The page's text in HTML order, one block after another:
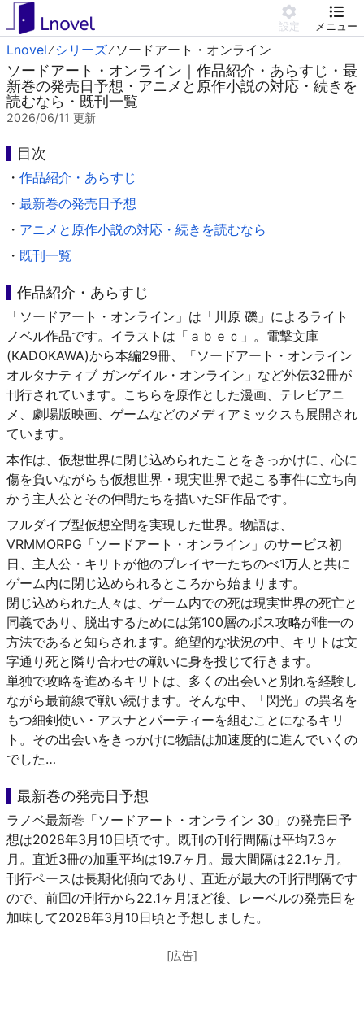
設定 メニュー
Lnovel シリーズ ソードアート・オンライン
ソードアート・オンライン｜作品紹介・あらすじ・最
新巻の発売日予想・アニメと原作小説の対応・続きを
読むなら・既刊一覧
2026/06/11 更新
目次
・ 作品紹介・あらすじ
・ 最新巻の発売日予想
・ アニメと原作小説の対応・続きを読むなら
・ 既刊一覧
作品紹介・あらすじ
「ソードアート・オンライン」は「川原 礫」によるライト
ノベル作品です。イラストは「ａｂｅｃ」。電撃文庫
(KADOKAWA)から本編29冊、「ソードアート・オンライン
オルタナティブ ガンゲイル・オンライン」など外伝32冊が
刊行されています。こちらを原作とした漫画、テレビアニ
メ、劇場版映画、ゲームなどのメディアミックスも展開され
ています。
本作は、仮想世界に閉じ込められたことをきっかけに、心に
傷を負いながらも仮想世界・現実世界で起こる事件に立ち向
かう主人公とその仲間たちを描いたSF作品です。
フルダイブ型仮想空間を実現した世界。物語は、
VRMMORPG「ソードアート・オンライン」のサービス初
日、主人公・キリトが他のプレイヤーたちのべ1万人と共に
ゲーム内に閉じ込められるところから始まります。
閉じ込められた人々は、ゲーム内での死は現実世界の死亡と
同義であり、脱出するためには第100層のボス攻略が唯一の
方法であると知らされます。絶望的な状況の中、キリトは文
字通り死と隣り合わせの戦いに身を投じて行きます。
単独で攻略を進めるキリトは、多くの出会いと別れを経験し
ながら最前線で戦い続けます。そんな中、「閃光」の異名を
もつ細剣使い・アスナとパーティーを組むことになるキリ
ト。その出会いをきっかけに物語は加速度的に進んでいくの
でした…
最新巻の発売日予想
ラノベ最新巻「ソードアート・オンライン 30」の発売日予
想は2028年3月10日頃です。既刊の刊行間隔は平均7.3ヶ
月。直近3冊の加重平均は19.7ヶ月。最大間隔は22.1ヶ月。
刊行ペースは長期化傾向であり、直近が最大の刊行間隔です
ので、前回の刊行から22.1ヶ月ほど後、レーベルの発売日を
加味して2028年3月10日頃と予想しました。
[広告]